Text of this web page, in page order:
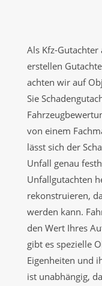
Als Kfz-
erstellen
achten wir auf
Sie
von einem
lässt sich der
Unfall genau
Unfallgutachten
rekonstruieren,
werden kann.
den Wert Ihres
gibt es spezielle
Eigenheiten und
ist unabhängig,